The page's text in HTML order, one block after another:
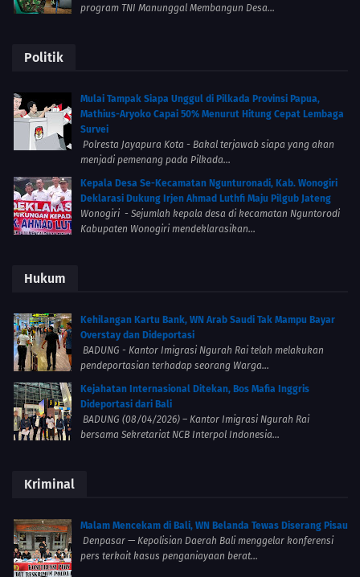
program TNI Manunggal Membangun Desa...
Politik
Mulai Tampak Siapa Unggul di Pilkada Provinsi Papua,
Mathius-Aryoko Capai 50% Menurut Hitung Cepat Lembaga
Survei
Polresta Jayapura Kota - Bakal terjawab siapa yang akan
menjadi pemenang pada Pilkada...
Kepala Desa Se-Kecamatan Ngunturonadi, Kab. Wonogiri
Deklarasi Dukung Irjen Ahmad Luthfi Maju Pilgub Jateng
Wonogiri - Sejumlah kepala desa di kecamatan Nguntorodi
Kabupaten Wonogiri mendeklarasikan...
Hukum
Kehilangan Kartu Bank, WN Arab Saudi Tak Mampu Bayar
Overstay dan Dideportasi
BADUNG - Kantor Imigrasi Ngurah Rai telah melakukan
pendeportasian terhadap seorang Warga...
Kejahatan Internasional Ditekan, Bos Mafia Inggris
Dideportasi dari Bali
BADUNG (08/04/2026) – Kantor Imigrasi Ngurah Rai
bersama Sekretariat NCB Interpol Indonesia...
Kriminal
Malam Mencekam di Bali, WN Belanda Tewas Diserang Pisau
Denpasar — Kepolisian Daerah Bali menggelar konferensi
pers terkait kasus penganiayaan berat...